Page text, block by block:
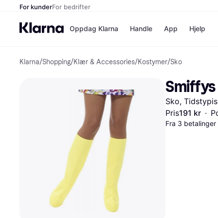
For kunderFor bedrifter
Oppdag Klarna
Betal nå
Betal i 3
Betal innen
Finansiering
Vipps
Handle App Hjelp
Klarna/Shopping/Klær & Accessories/Kostymer/Sko
Smiffys
Sko,
Pris191 kr ·
Fra 3